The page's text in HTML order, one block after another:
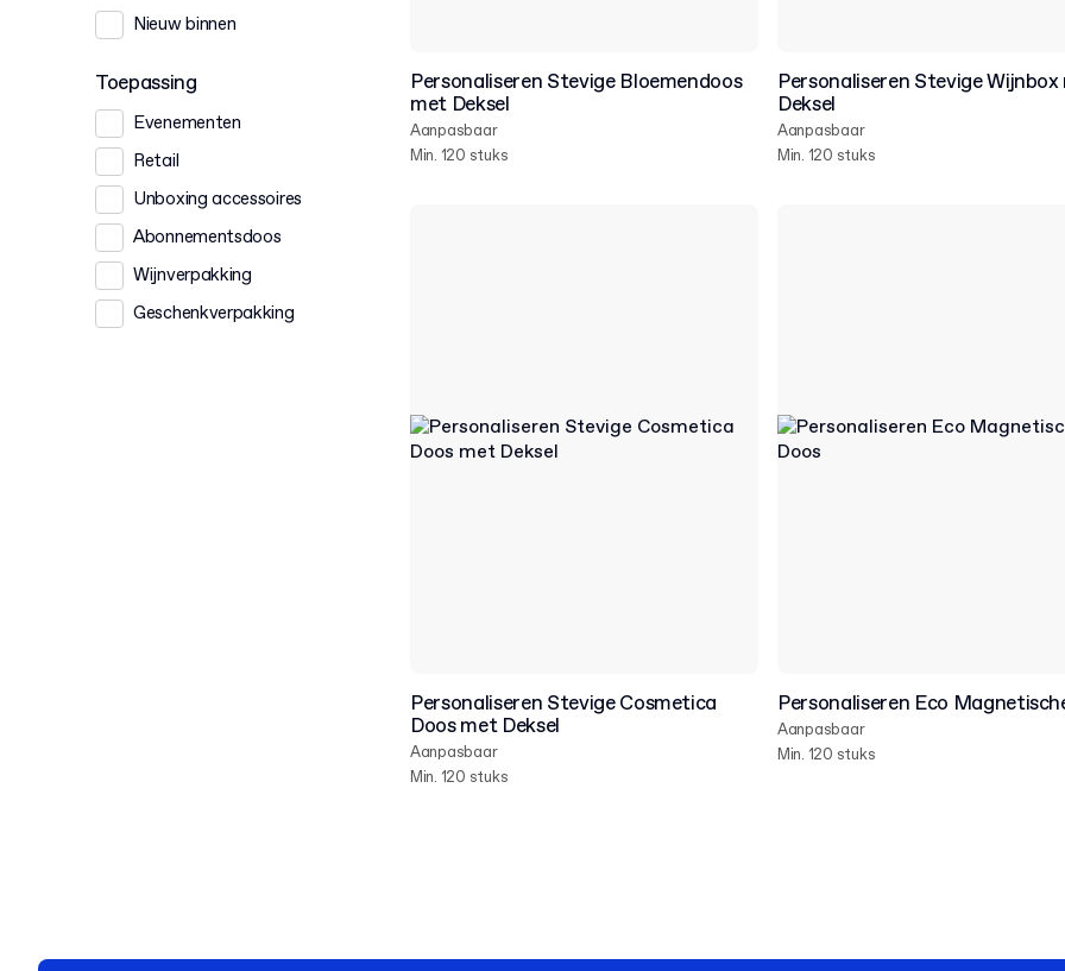
Nieuw binnen
Toepassing
Evenementen
Retail
Unboxing accessoires
Abonnementsdoos
Wijnverpakking
Geschenkverpakking
Personaliseren Stevige Bloemendoos
met Deksel
Aanpasbaar
Min. 120 stuks
Personaliseren Stevige
Deksel
Aanpasbaar
Min. 120 stuks
Personaliseren Stevige Cosmetica
Doos met Deksel
Aanpasbaar
Min. 120 stuks
Personaliseren Eco
Aanpasbaar
Min. 120 stuks